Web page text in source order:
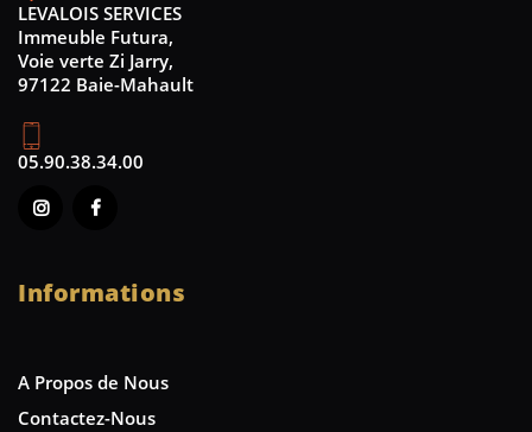
LEVALOIS SERVICES
Immeuble Futura,
Voie verte Zi Jarry,
97122 Baie-Mahault
05.90.38.34.00
Informations
A Propos de Nous
Contactez-Nous